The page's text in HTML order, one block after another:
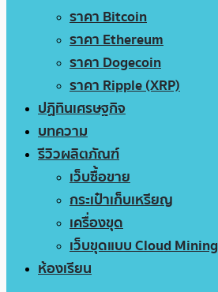
ราคา Bitcoin
ราคา Ethereum
ราคา Dogecoin
ราคา Ripple (XRP)
ปฏิทินเศรษฐกิจ
บทความ
รีวิวผลิตภัณฑ์
เว็บซื้อขาย
กระเป๋าเก็บเหรียญ
เครื่องขุด
เว็บขุดแบบ Cloud Mining
ห้องเรียน